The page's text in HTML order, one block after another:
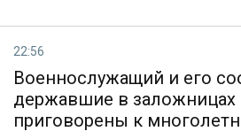
22:56
Военнослужащий и его
державшие в заложницах
приговорены к